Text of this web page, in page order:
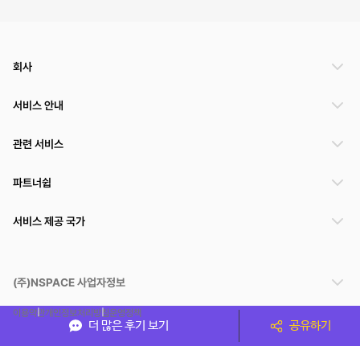
더 많은 후기 보기 공유하기
회사
서비스 안내
관련 서비스
파트너쉽
서비스 제공 국가
(주)NSPACE 사업자정보
이용약관개인정보처리방침운영정책
스페이스클라우드는 통신판매중개자이며 통신판매의 당사자가 아닙니다. 따라서 스페이스클